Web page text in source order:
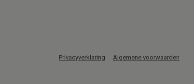
Privacyverklaring Algemene voorwaarden